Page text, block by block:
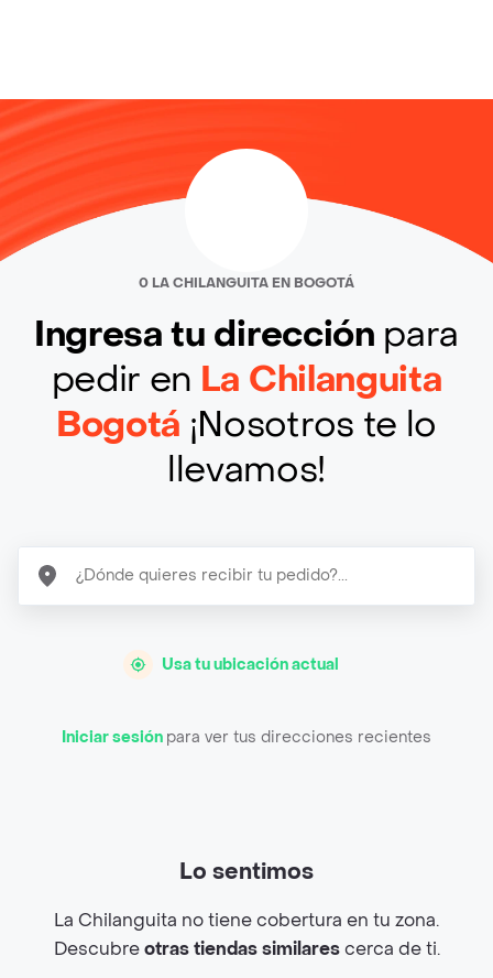
0 LA CHILANGUITA EN BOGOTÁ
Ingresa tu dirección para
pedir en La Chilanguita
Bogotá ¡Nosotros te lo
llevamos!
Usa tu ubicación actual
Iniciar sesión para ver tus direcciones recientes
Lo sentimos
La Chilanguita no tiene cobertura en tu zona.
Descubreotras tiendas similarescerca de ti.